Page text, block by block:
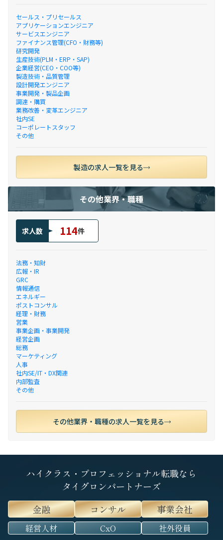
セールス・プリセールス
アプリケーションエンジニア
サービスエンジニア
ファイナンス管理(CFO・財務等)
研究開発
生産技術(PLM・ERP・SAP)
企業経営(CEO・COO等)
製造技術・品質管理
設計開発エンジニア
事業開発・製品企画
調達・購買
業務改善・変革エンジニア
社内SE
コーポレートスタッフ
その他
製造の求人一覧を見る
その他業界・職種
求人数 114件
法務・知財
広報・IR
GRC
情報通信
エネルギー
ポストコンサル
経理・財務
営業
事業企画・事業開発
経営企画
総務
マーケティング
人事
社内SE/IT・DX関連
内部監査
その他
その他業界・職種の求人一覧を見る
ハイクラス・プロフェッショナル転職なら
タイグロンパートナーズ
金融
コンサル 事業会社
経営人材 CxO 社外役員